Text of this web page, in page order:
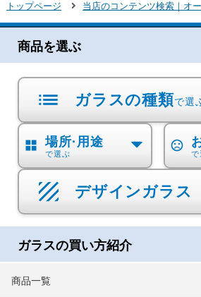
トップページ 当店のコンテンツ検索｜オ
商品を選ぶ
list ガラスの種類で選
grid_view 場所·用途
で選ぶ
sentiment_dissatisfied
で
デザインガラス
ガラスの買い方紹介
商品一覧